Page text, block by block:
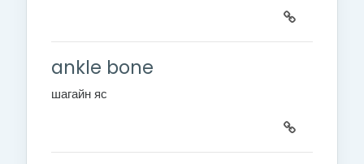
ankle bone
шагайн яс